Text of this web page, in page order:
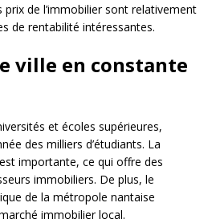
de l’immobilier sont relativement
de rentabilité intéressantes.
ville en constante
et écoles supérieures,
des milliers d’étudiants. La
importante, ce qui offre des
immobiliers. De plus, le
de la métropole nantaise
immobilier local.